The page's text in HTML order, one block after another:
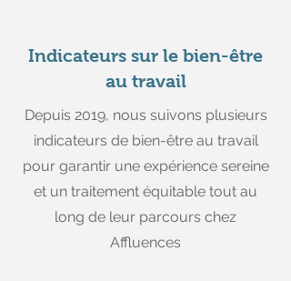
Indicateurs sur le bien-être
au travail
Depuis 2019, nous suivons plusieurs
indicateurs de bien-être au travail
pour garantir une expérience sereine
et un traitement équitable tout au
long de leur parcours chez
Affluences